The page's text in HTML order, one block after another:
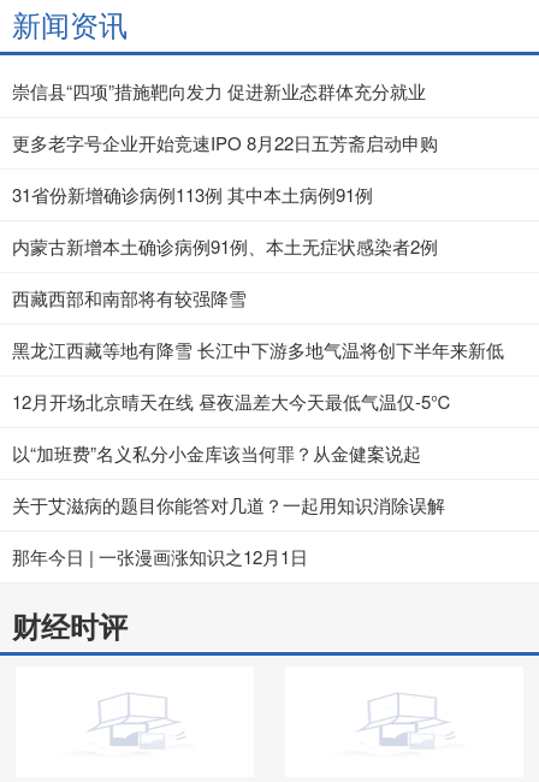
新闻资讯
崇信县“四项”措施靶向发力 促进新业态群体充分就业
更多老字号企业开始竞速IPO 8月22日五芳斋启动申购
31省份新增确诊病例113例 其中本土病例91例
内蒙古新增本土确诊病例91例、本土无症状感染者2例
西藏西部和南部将有较强降雪
黑龙江西藏等地有降雪 长江中下游多地气温将创下半年来新低
12月开场北京晴天在线 昼夜温差大今天最低气温仅-5℃
以“加班费”名义私分小金库该当何罪？从金健案说起
关于艾滋病的题目你能答对几道？一起用知识消除误解
那年今日 | 一张漫画涨知识之12月1日
财经时评